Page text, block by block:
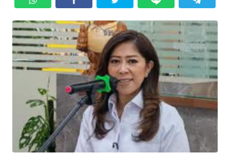
EKUIN
SAINS-TEKNO
KESEHATAN
INTERNASIONAL
SERBA-SERBI
PENDIDIKAN